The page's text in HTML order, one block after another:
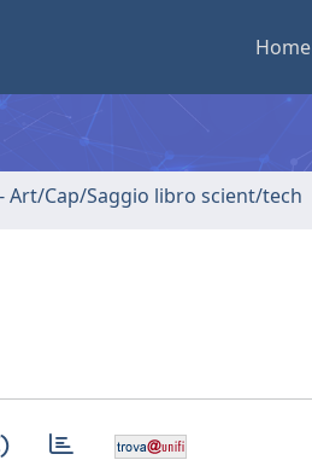
Home
Art/Cap/Saggio libro scient/tech